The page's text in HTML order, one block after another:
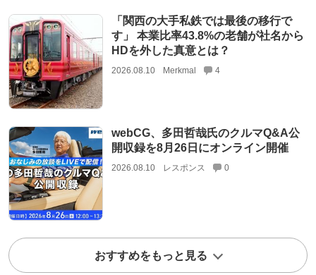
「関西の大手私鉄では最後の移行で
す」 本業比率43.8%の老舗が社名から
HDを外した真意とは？
2026.08.10 Merkmal 4
webCG、多田哲哉氏のクルマQ&A公
開収録を8月26日にオンライン開催
2026.08.10 レスポンス 0
おすすめをもっと見る